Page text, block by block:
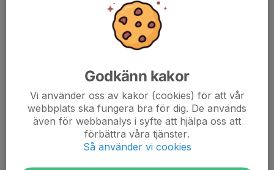
Godkänn kakor
Vi använder oss av kakor (cookies) för att vår
webbplats ska fungera bra för dig. De används
även för webbanalys i syfte att hjälpa oss att
förbättra våra tjänster.
Så använder vi cookies